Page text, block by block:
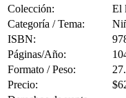
Colección:
El
Categoría / Tema:
ISBN:
Páginas/Año:
Formato / Peso:
Precio: